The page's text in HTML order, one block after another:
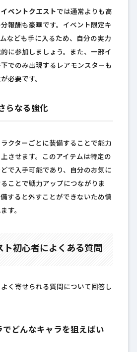
イベントクエスト では通常よりも高
報酬も豪華です。イベント限定キ
なども手に入るため、自分の実力
に参加しましょう。また、一部イ
でのみ出現するレアモンスターも
必要です。
らなる強化
クターごとに装備することで能力
させます。このアイテムは特定の
で入手可能であり、自分のお気に
ことで戦力アップにつながりま
すると外すことができないため慎
す。
ト初心者によくある質問
く寄せられる質問について回答し
でどんなキャラを狙えばい